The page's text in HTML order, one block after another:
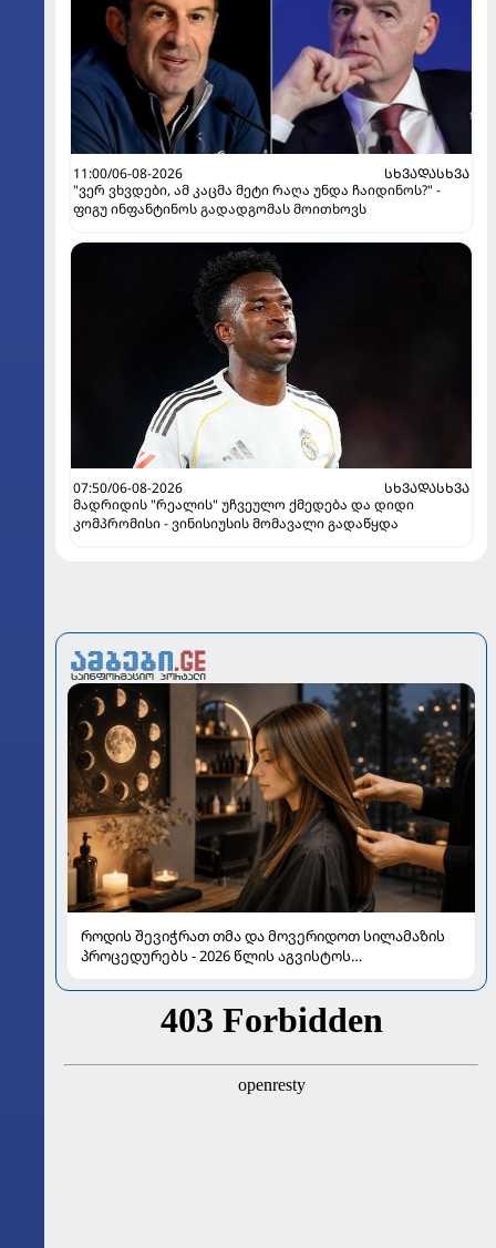
11:00/06-08-2026
ᲡᲮᲕᲐᲓᲐᲡᲮᲕᲐ
"ვერ ვხვდები, ამ კაცმა მეტი რაღა უნდა ჩაიდინოს?" -
ფიგუ ინფანტინოს გადადგომას მოითხოვს
07:50/06-08-2026
ᲡᲮᲕᲐᲓᲐᲡᲮᲕᲐ
მადრიდის "რეალის" უჩვეულო ქმედება და დიდი
კომპრომისი - ვინისიუსის მომავალი გადაწყდა
როდის შევიჭრათ თმა და მოვერიდოთ სილამაზის
პროცედურებს - 2026 წლის აგვისტოს